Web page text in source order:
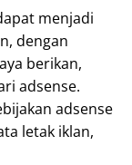
menjadi
dengan
berikan,
adsense.
adsense
letak iklan,